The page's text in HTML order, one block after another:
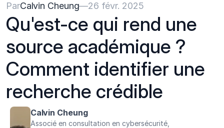
ParCalvin Cheung—26 févr. 2025
Qu'est-ce qui rend une
source académique ?
Comment identifier une
recherche crédible
Calvin Cheung
Associé en consultation en cybersécurité,